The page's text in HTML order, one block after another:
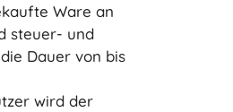
Ware an
steuer- und
Dauer von bis
wird der